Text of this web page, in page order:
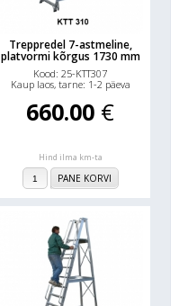
Treppredel 7-astmeline,
platvormi kõrgus 1730 mm
Kood: 25-KTT307
Kaup laos, tarne: 1-2 päeva
660.00 €
Hind ilma km-ta
PANE KORVI